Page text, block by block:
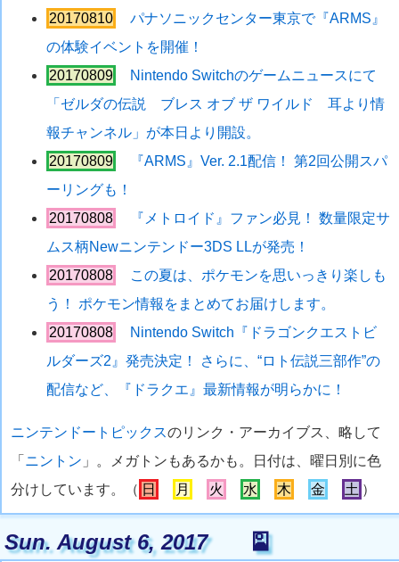
20170810
パナソニックセンター東京で『ARMS』
の体験イベントを開催！
20170809
Nintendo Switchのゲームニュースにて
「ゼルダの伝説 ブレス オブ ザ ワイルド 耳より情
報チャンネル」が本日より開設。
20170809
『ARMS』Ver. 2.1配信！ 第2回公開スパ
ーリングも！
20170808
『メトロイド』ファン必見！ 数量限定サ
ムス柄Newニンテンドー3DS LLが発売！
20170808
この夏は、ポケモンを思いっきり楽しも
う！ ポケモン情報をまとめてお届けします。
20170808
Nintendo Switch『ドラゴンクエストビ
ルダーズ2』発売決定！ さらに、“ロト伝説三部作”の
配信など、『ドラクエ』最新情報が明らかに！
ニンテンドートピックスのリンク・アーカイブス、略して
「 ニントン 」。メガトンもあるかも。日付は、曜日別に色
分けしています。（ 日 月 火 水 木 金 土 ）
Sun. August 6, 2017🎴